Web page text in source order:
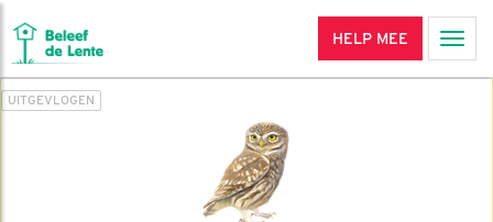
HELP MEE
UITGEVLOGEN